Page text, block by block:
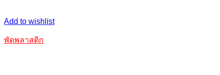
Add to wishlist
พัดพลาสติก